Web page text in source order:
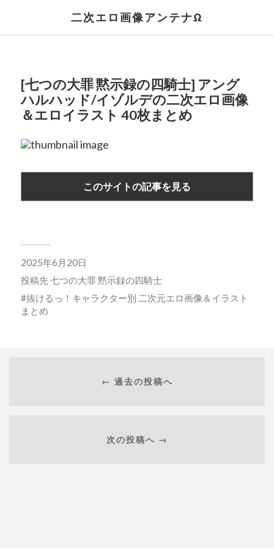
二次エロ画像アンテナΩ
[七つの大罪 黙示録の四騎士] アング
ハルハッド/イゾルデの二次エロ画像
＆エロイラスト 40枚まとめ
このサイトの記事を見る
2025年6月20日
投稿先七つの大罪 黙示録の四騎士
抜けるっ！キャラクター別 二次元エロ画像＆イラスト
まとめ
← 過去の投稿へ
次の投稿へ →